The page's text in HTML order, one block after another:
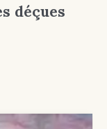
déçues